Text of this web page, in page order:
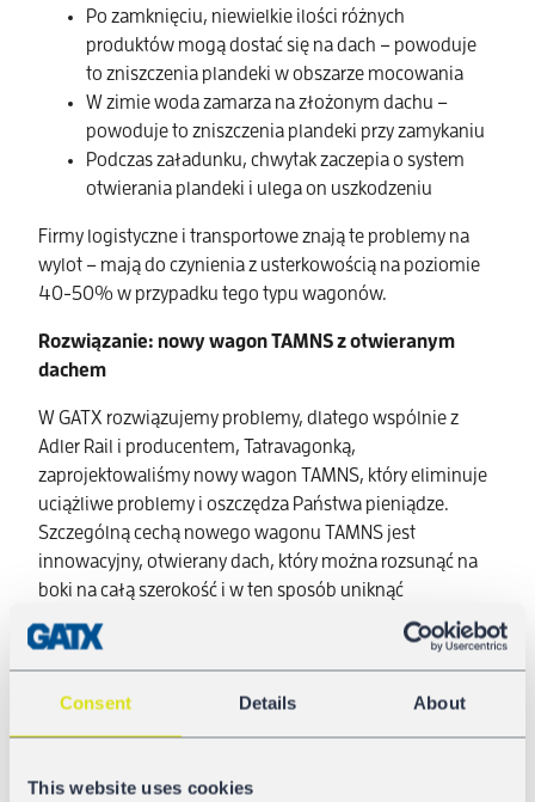
Consent Details About
This website uses cookies
Po zamknięciu, niewielkie ilości różnych
produktów mogą dostać się na dach – powoduje
to zniszczenia plandeki w obszarze mocowania
W zimie woda zamarza na złożonym dachu –
powoduje to zniszczenia plandeki przy zamykaniu
Podczas załadunku, chwytak zaczepia o system
otwierania plandeki i ulega on uszkodzeniu
Firmy logistyczne i transportowe znają te problemy na
wylot – mają do czynienia z usterkowością na poziomie
40-50% w przypadku tego typu wagonów.
Rozwiązanie: nowy wagon TAMNS z otwieranym
dachem
W GATX rozwiązujemy problemy, dlatego wspólnie z
Adler Rail i producentem, Tatravagonką,
zaprojektowaliśmy nowy wagon TAMNS, który eliminuje
uciążliwe problemy i oszczędza Państwa pieniądze.
Szczególną cechą nowego wagonu TAMNS jest
innowacyjny, otwierany dach, który można rozsunąć na
boki na całą szerokość i w ten sposób uniknąć
jakichkolwiek uszkodzeń. Kłopotliwa plandeka została
wyeliminowana, a związane z nią straty,
zminimalizowane.
masie własnej. Nasze wagony TAMNS przynoszą